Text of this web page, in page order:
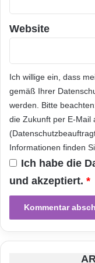
unsere Kunden
hinreisen
Rolle als Teil
Informationen
The Priceline
internationalen
über 200.000
Die Gruppe
Website
Ich willige ein, dass
gemäß Ihrer
werden. Bitte
die Zukunft per E-Mail
Informationen finden
Ich habe die
und akzeptiert. *